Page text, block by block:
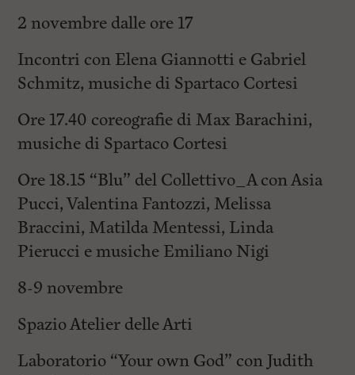
2 novembre dalle ore 17
Incontri con Elena Giannotti e Gabriel
Schmitz, musiche di Spartaco Cortesi
Ore 17.40 coreografie di Max Barachini,
musiche di Spartaco Cortesi
Ore 18.15 “Blu” del Collettivo_A con Asia
Pucci, Valentina Fantozzi, Melissa
Braccini, Matilda Mentessi, Linda
Pierucci e musiche Emiliano Nigi
8-9 novembre
Spazio Atelier delle Arti
Laboratorio “Your own God” con Judith